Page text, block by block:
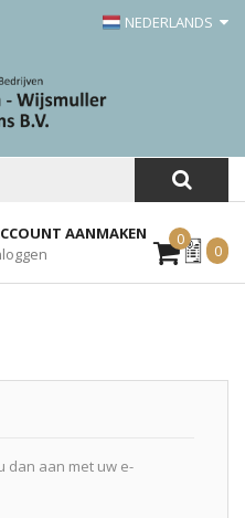
NEDERLANDS
AANMAKEN
0Mijn
Offerte
0
dan aan met uw e-